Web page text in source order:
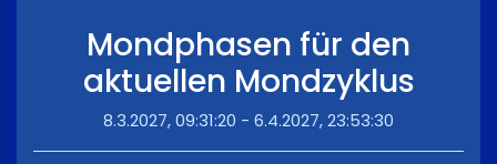
Mondphasen für den
aktuellen Mondzyklus
8.3.2027, 09:31:20 - 6.4.2027, 23:53:30